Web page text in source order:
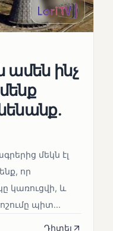
ամեն ինչ
մեկն էլ
որ
կառուցվի, և
պիտ...
Դիտել